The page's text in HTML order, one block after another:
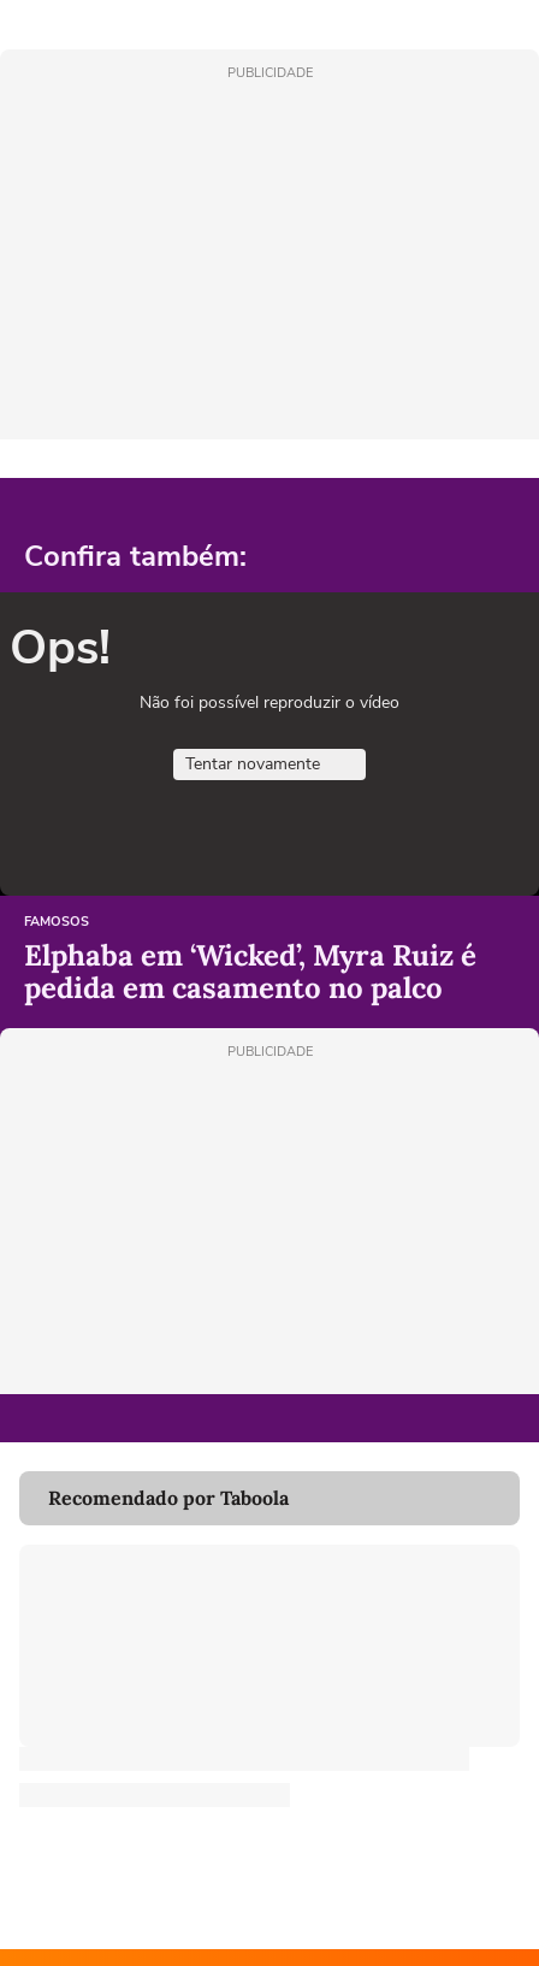
PUBLICIDADE
Confira também:
Ops!
Não foi possível reproduzir o vídeo
Tentar novamente
FAMOSOS
Elphaba em ‘Wicked’, Myra Ruiz é
pedida em casamento no palco
PUBLICIDADE
Recomendado por Taboola